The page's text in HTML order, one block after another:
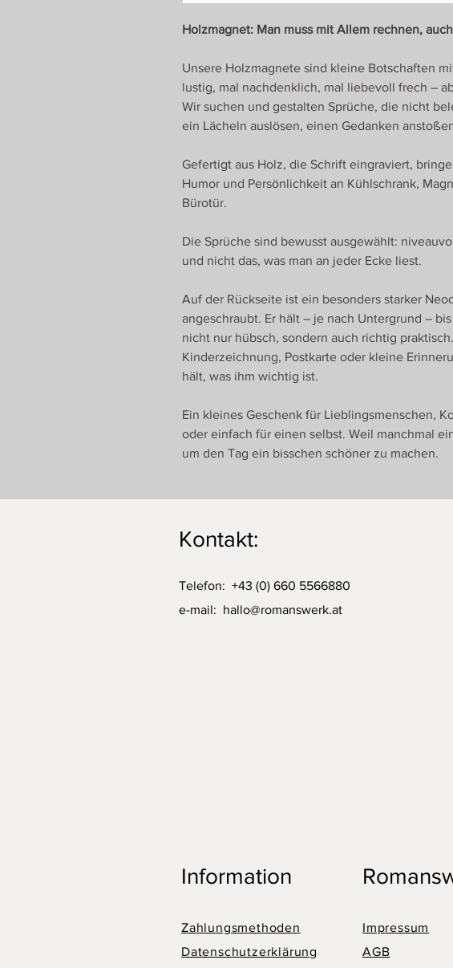
Holzmagnet: Man muss mit Allem rechnen,
Unsere Holzmagnete sind kleine Botschaften
lustig, mal nachdenklich, mal liebevoll frech –
Wir suchen und gestalten Sprüche, die nicht
ein Lächeln auslösen, einen Gedanken
Gefertigt aus Holz, die Schrift eingraviert,
Humor und Persönlichkeit an Kühlschrank,
Bürotür.
Die Sprüche sind bewusst ausgewählt:
und nicht das, was man an jeder Ecke liest.
Auf der Rückseite ist ein besonders starker
angeschraubt. Er hält – je nach Untergrund –
nicht nur hübsch, sondern auch richtig
Kinderzeichnung, Postkarte oder kleine
hält, was ihm wichtig ist.
Ein kleines Geschenk für Lieblingsmenschen,
oder einfach für einen selbst. Weil manchmal
um den Tag ein bisschen schöner zu machen.
Kontakt:
Telefon: +43 (0) 660 5566880
e-mail: hallo@romanswerk.at
Information
Zahlungsmethoden
Datenschutzerklärung
Impressum
AGB